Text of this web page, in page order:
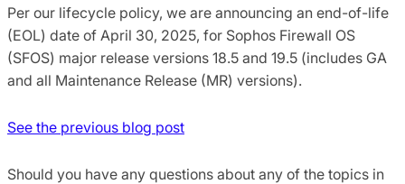
Per our lifecycle policy, we are announcing an end-of-life
(EOL) date of April 30, 2025, for Sophos Firewall OS
(SFOS) major release versions 18.5 and 19.5 (includes GA
and all Maintenance Release (MR) versions).
See the previous blog post
Should you have any questions about any of the topics in